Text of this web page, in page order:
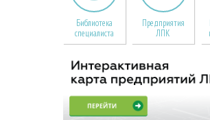
Библиотека
специалиста
Предприятия
ЛПК